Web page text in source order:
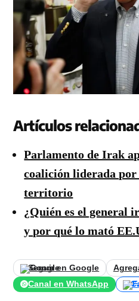
Artículos
Parlamento de Irak
coalición liderada por
territorio
¿Quién es el general
y por qué lo mató
Seguir en Google
Canal en WhatsApp